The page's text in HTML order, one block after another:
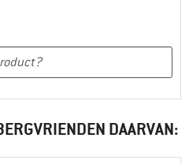
DAARVAN: